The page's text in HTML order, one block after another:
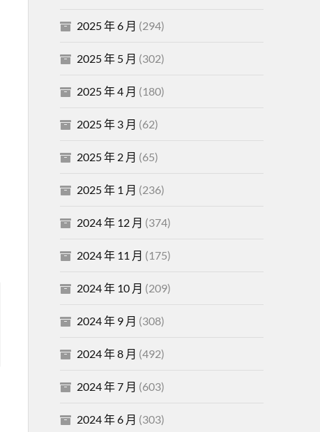
2025 年 6 月 (294)
2025 年 5 月 (302)
2025 年 4 月 (180)
2025 年 3 月 (62)
2025 年 2 月 (65)
2025 年 1 月 (236)
2024 年 12 月 (374)
2024 年 11 月 (175)
2024 年 10 月 (209)
2024 年 9 月 (308)
2024 年 8 月 (492)
2024 年 7 月 (603)
2024 年 6 月 (303)